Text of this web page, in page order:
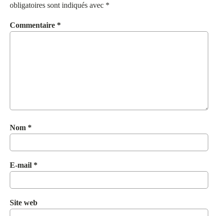
obligatoires sont indiqués avec *
Commentaire *
Nom *
E-mail *
Site web